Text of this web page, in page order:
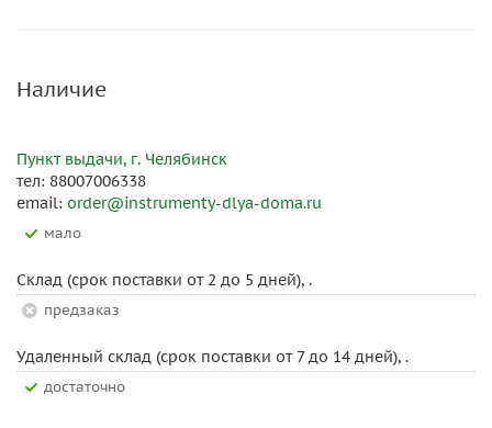
Наличие
Пункт выдачи, г. Челябинск
тел: 88007006338
email: order@instrumenty-dlya-doma.ru
Мало
Склад (срок поставки от 2 до 5 дней), .
Предзаказ
Удаленный склад (срок поставки от 7 до 14 дней), .
Достаточно